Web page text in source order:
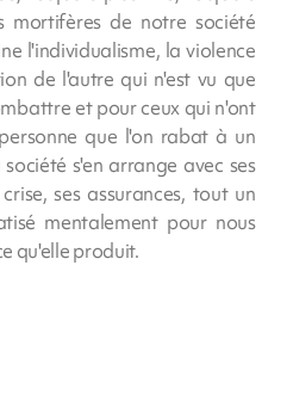
mortifères de notre société
l'individualisme, la violence
de l'autre qui n'est vu que
et pour ceux qui n'ont
que l'on rabat à un
s'en arrange avec ses
ses assurances, tout un
mentalement pour nous
qu'elle produit.